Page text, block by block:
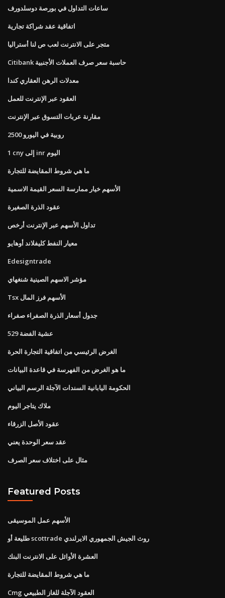
ساعات التداول في بورصة دوسلدورف
اتفاقية عقد شراكة تجارية
متجر على الانترنت لعب ص لنا أستراليا
Citibank حاسبة سعر صرف العملات الأجنبية
معدلات الرهن العقاري كندا
العقود عبر الإنترنت للعمل
مقارنة عربات التسوق عبر الإنترنت
2500 روبية في اليورو
1 cny إلى inr اليوم
ما هي شروط المقايضة للتجارة
الأسهم خيار ممارسة السعر القيمة الاسمية
عقود الذرة الصغيرة
تداول الأسهم عبر الإنترنت أرخص
معيار النفط كليفلاند أوهايو
Edesigntrade
مؤشر الاسهم الصينية شنغهاي
Tsx الأسهم فرز المال
جدول أسعار الذرة الصفراء صفراء
529 عشية الفضة
الغرض الرئيسي من اتفاقية التجارة الحرة
ما هو الغرض من الفهرسة في قاعدة البيانات
الحكومة اليابانية السندات الآجلة الرسم البياني
ملاك يتاجر اليوم
عقود الأصل الزرقاء
عقد سعر الوحدة يعني
مثال على اختلاف سعر الصرف
Featured Posts
الأسهم عمل الموسيقى
طليعة أو scottrade روث الجيش الجمهوري الايرلندي
العشرة الأوائل على الانترنت البنك
ما هي شروط المقايضة للتجارة
Cmg العقود الآجلة للغاز الطبيعي